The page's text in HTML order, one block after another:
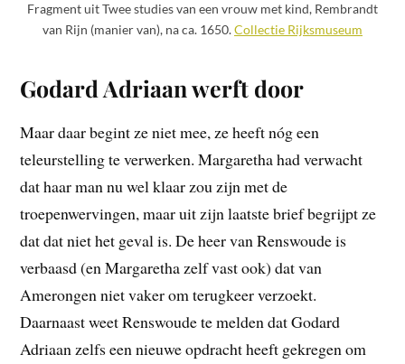
Fragment uit Twee studies van een vrouw met kind, Rembrandt
van Rijn (manier van), na ca. 1650.Collectie Rijksmuseum
Godard Adriaan werft door
Maar daar begint ze niet mee, ze heeft nóg een
teleurstelling te verwerken. Margaretha had verwacht
dat haar man nu wel klaar zou zijn met de
troepenwervingen, maar uit zijn laatste brief begrijpt ze
dat dat niet het geval is. De heer van Renswoude is
verbaasd (en Margaretha zelf vast ook) dat van
Amerongen niet vaker om terugkeer verzoekt.
Daarnaast weet Renswoude te melden dat Godard
Adriaan zelfs een nieuwe opdracht heeft gekregen om